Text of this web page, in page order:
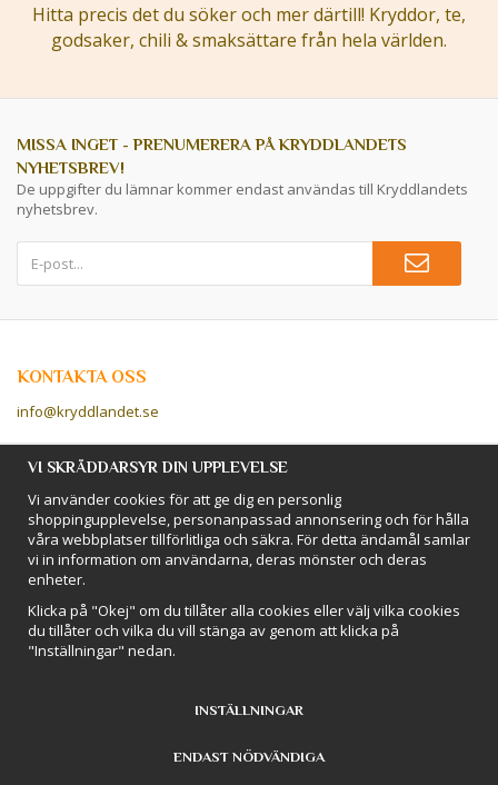
Hitta precis det du söker och mer därtill! Kryddor, te,
godsaker, chili & smaksättare från hela världen.
MISSA INGET - PRENUMERERA PÅ KRYDDLANDETS
NYHETSBREV!
De uppgifter du lämnar kommer endast användas till Kryddlandets
nyhetsbrev.
KONTAKTA OSS
info@kryddlandet.se
Följ oss på Facebook!
Följ oss på Instagram!
BETALSÄTT
Hos Kryddlandet handlar du tryggt & säkert - och betalar enkelt med
kort, Klarna eller swish!
VI SKRÄDDARSYR DIN UPPLEVELSE
Vi använder cookies för att ge dig en personlig
shoppingupplevelse, personanpassad annonsering och för hålla
våra webbplatser tillförlitliga och säkra. För detta ändamål samlar
vi in information om användarna, deras mönster och deras
enheter.
Klicka på "Okej" om du tillåter alla cookies eller välj vilka cookies
du tillåter och vilka du vill stänga av genom att klicka på
"Inställningar" nedan.
INSTÄLLNINGAR
ENDAST NÖDVÄNDIGA